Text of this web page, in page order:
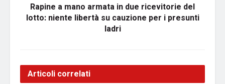
Rapine a mano armata in due ricevitorie del
lotto: niente libertà su cauzione per i presunti
ladri
Articoli correlati